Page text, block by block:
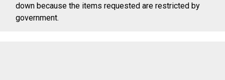
down because the items requested are restricted by
government.